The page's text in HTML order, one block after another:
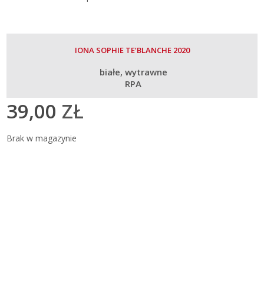
IONA SOPHIE TE’BLANCHE 2020
białe wytrawne
RPA
39,00 ZŁ
Brak w magazynie